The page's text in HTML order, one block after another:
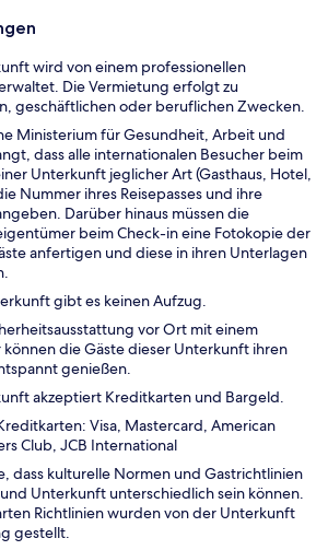
wird von einem professionellen
Die Vermietung erfolgt zu
geschäftlichen oder beruflichen Zwecken.
Ministerium für Gesundheit, Arbeit und
dass alle internationalen Besucher beim
Unterkunft jeglicher Art (Gasthaus, Hotel,
Nummer ihres Reisepasses und ihre
Darüber hinaus müssen die
beim Check-in eine Fotokopie der
anfertigen und diese in ihren Unterlagen
gibt es keinen Aufzug.
vor Ort mit einem
können die Gäste dieser Unterkunft ihren
genießen.
akzeptiert Kreditkarten und Bargeld.
Visa, Mastercard, American
Club, JCB International
dass kulturelle Normen und Gastrichtlinien
und Unterkunft unterschiedlich sein können.
Richtlinien wurden von der Unterkunft
gestellt.